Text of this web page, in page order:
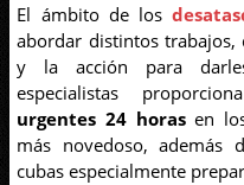
El ámbito de los
abordar distintos trabajos,
y la acción para
especialistas
urgentes 24 horasen los
más novedoso, además
cubas especialmente